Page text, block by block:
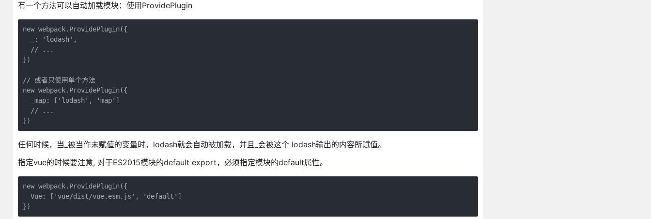
有一个方法可以自动加载模块：使用ProvidePlugin
new webpack.ProvidePlugin({
  _: 'lodash',
  // ...
})
// 或者只使用单个方法
new webpack.ProvidePlugin({
  _map: ['lodash', 'map']
  // ...
任何时候，当_被当作未赋值的变量时，lodash就会自动被加载，并且_会被这个 lodash输出的内容所赋值。
指定vue的时候要注意, 对于ES2015模块的default export，必须指定模块的default属性。
new webpack.ProvidePlugin({
  Vue: ['vue/dist/vue.esm.js', 'default']
})